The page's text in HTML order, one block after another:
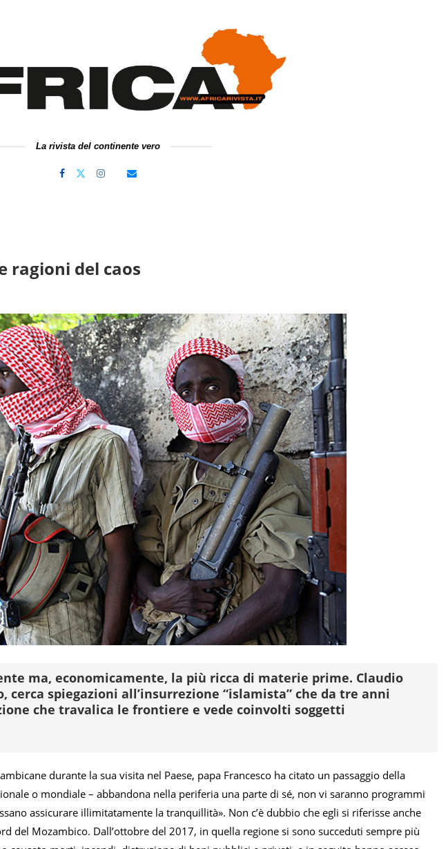
La rivista del continente vero
ragioni del caos
ma, economicamente, la più ricca di materie prime. Claudio
cerca spiegazioni all’insurrezione “islamista” che da tre anni
che travalica le frontiere e vede coinvolti soggetti
durante la sua visita nel Paese, papa Francesco ha citato un passaggio della
o mondiale – abbandona nella periferia una parte di sé, non vi saranno programmi
assicurare illimitatamente la tranquillità». Non c’è dubbio che egli si riferisse anche
del Mozambico. Dall’ottobre del 2017, in quella regione si sono succeduti sempre più